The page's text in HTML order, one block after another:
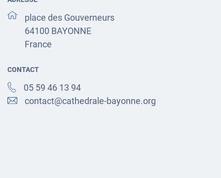
place des Gouverneurs
64100 BAYONNE
France
CONTACT
05 59 46 13 94
contact@cathedrale-bayonne.org